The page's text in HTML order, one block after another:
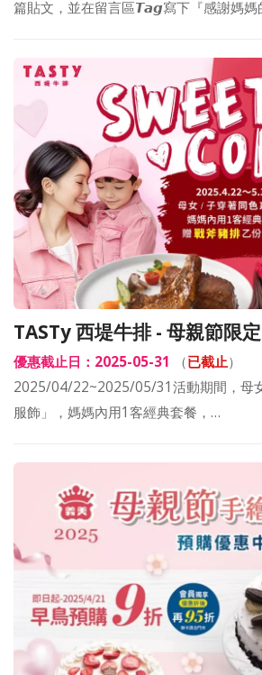
篇貼文，並在留言區𝙏𝙖𝙜寫下『感謝媽
TASTy 西堤牛排 - 母親節限
優惠截止日：2025-05-31 （已截止）
2025/04/22~2025/05/31活動期間，母
服飾」，媽媽內用1客經典套餐，…